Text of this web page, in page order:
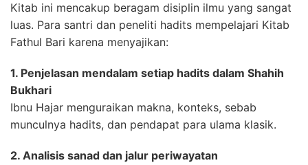
Kitab ini mencakup beragam disiplin ilmu yang sangat
luas. Para santri dan peneliti hadits mempelajari Kitab
Fathul Bari karena menyajikan:
1. Penjelasan mendalam setiap hadits dalam Shahih
Bukhari
Ibnu Hajar menguraikan makna, konteks, sebab
munculnya hadits, dan pendapat para ulama klasik.
2. Analisis sanad dan jalur periwayatan